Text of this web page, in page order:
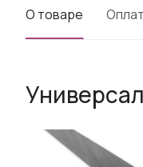
О товаре